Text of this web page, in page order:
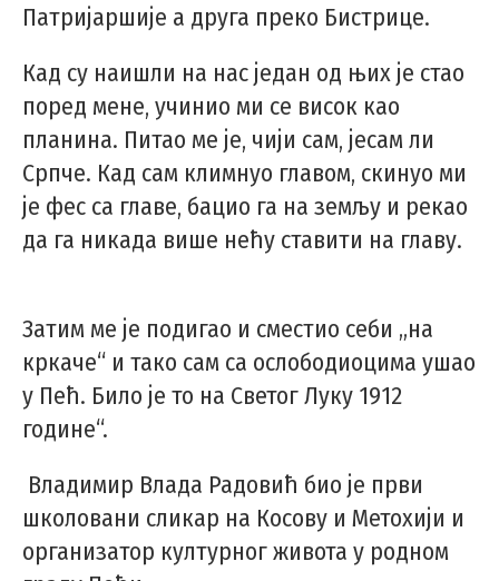
Патријаршије а друга преко Бистрице.
Кад су наишли на нас један од њих је стао
поред мене, учинио ми се висок као
планина. Питао ме је, чији сам, јесам ли
Српче. Кад сам климнуо главом, скинуо ми
је фес са главе, бацио га на земљу и рекао
да га никада више нећу ставити на главу.
Затим ме је подигао и сместио себи „на
кркаче“ и тако сам са ослободиоцима ушао
у Пећ. Било је то на Светог Луку 1912
године“.
Владимир Влада Радовић био је први
школовани сликар на Косову и Метохији и
организатор културног живота у родном